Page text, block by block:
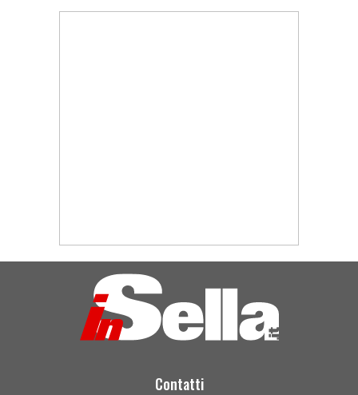
Contatti